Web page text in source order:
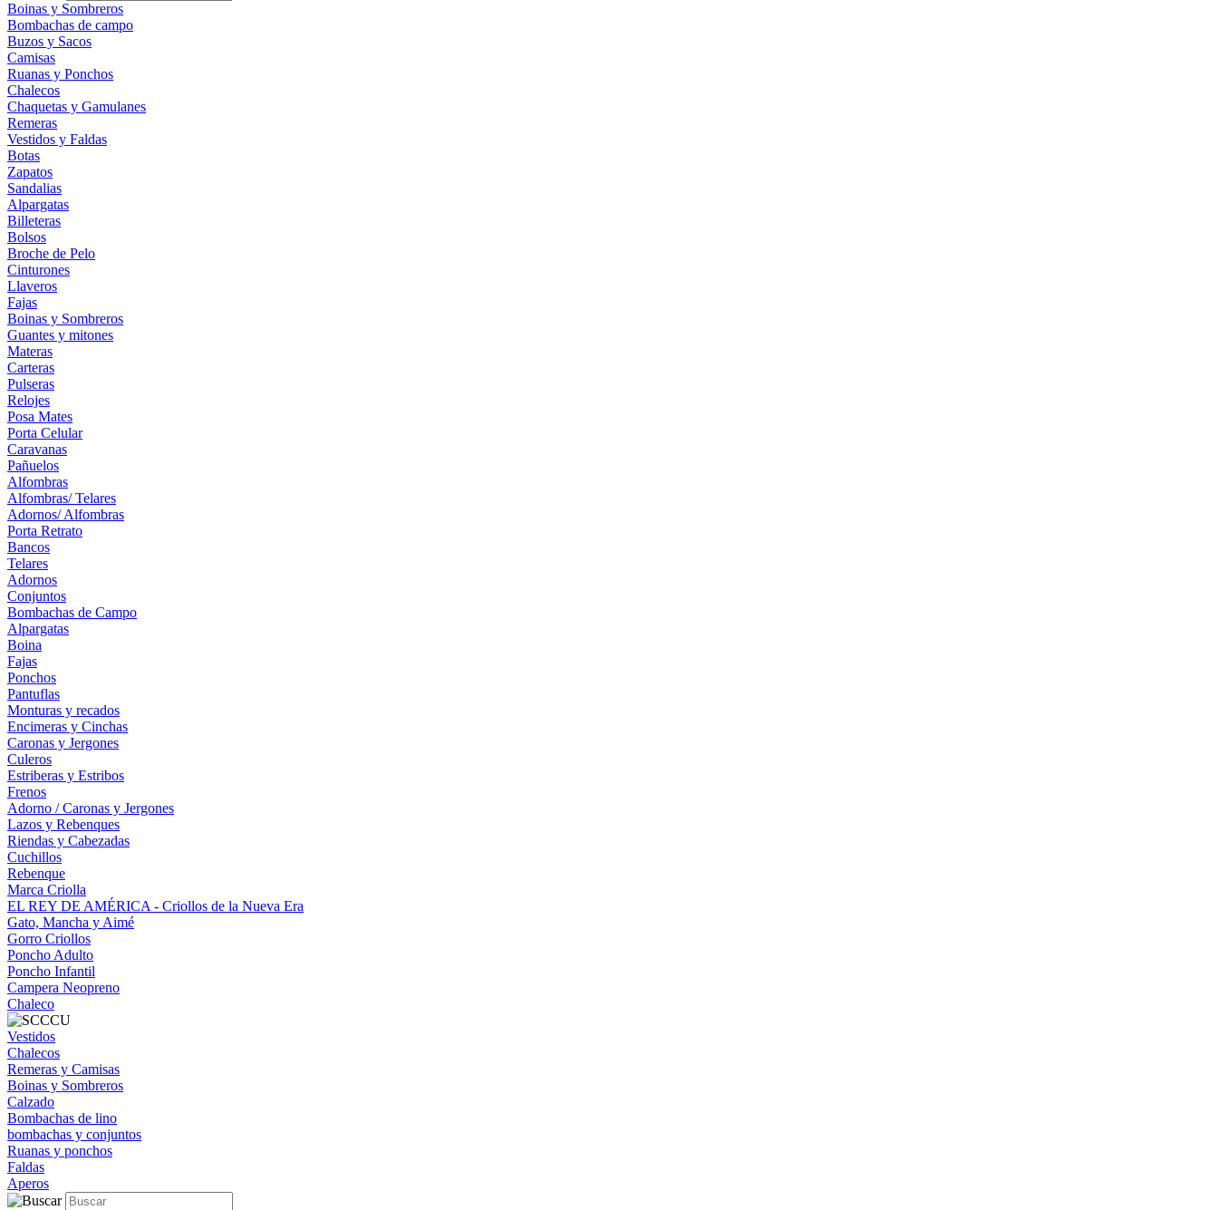
Boinas y Sombreros
Bombachas de campo
Buzos y Sacos
Camisas
Ruanas y Ponchos
Chalecos
Chaquetas y Gamulanes
Remeras
Vestidos y Faldas
Botas
Zapatos
Sandalias
Alpargatas
Billeteras
Bolsos
Broche de Pelo
Cinturones
Llaveros
Fajas
Boinas y Sombreros
Guantes y mitones
Materas
Carteras
Pulseras
Relojes
Posa Mates
Porta Celular
Caravanas
Pañuelos
Alfombras
Alfombras/ Telares
Adornos/ Alfombras
Porta Retrato
Bancos
Telares
Adornos
Conjuntos
Bombachas de Campo
Alpargatas
Boina
Fajas
Ponchos
Pantuflas
Monturas y recados
Encimeras y Cinchas
Caronas y Jergones
Culeros
Estriberas y Estribos
Frenos
Adorno / Caronas y Jergones
Lazos y Rebenques
Riendas y Cabezadas
Cuchillos
Rebenque
Marca Criolla
EL REY DE AMÉRICA - Criollos de la Nueva Era
Gato, Mancha y Aimé
Gorro Criollos
Poncho Adulto
Poncho Infantil
Campera Neopreno
Chaleco
Vestidos
Chalecos
Remeras y Camisas
Boinas y Sombreros
Calzado
Bombachas de lino
bombachas y conjuntos
Ruanas y ponchos
Faldas
Aperos